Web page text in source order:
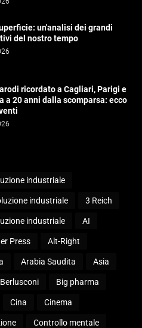
un'analisi dei grandi
del nostro tempo
ricordato a Cagliari, Parigi e
a 20 anni dalla scomparsa: ecco
industriale
industriale 3 Reich
industriale AI
Press Alt-Right
Arabia Saudita Asia
Berlusconi Big pharma
Cina Cinema
Controllo mentale